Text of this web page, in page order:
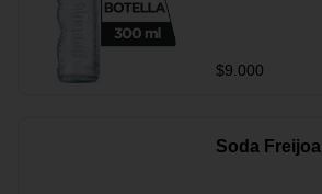
$9.000
Soda Freijoa